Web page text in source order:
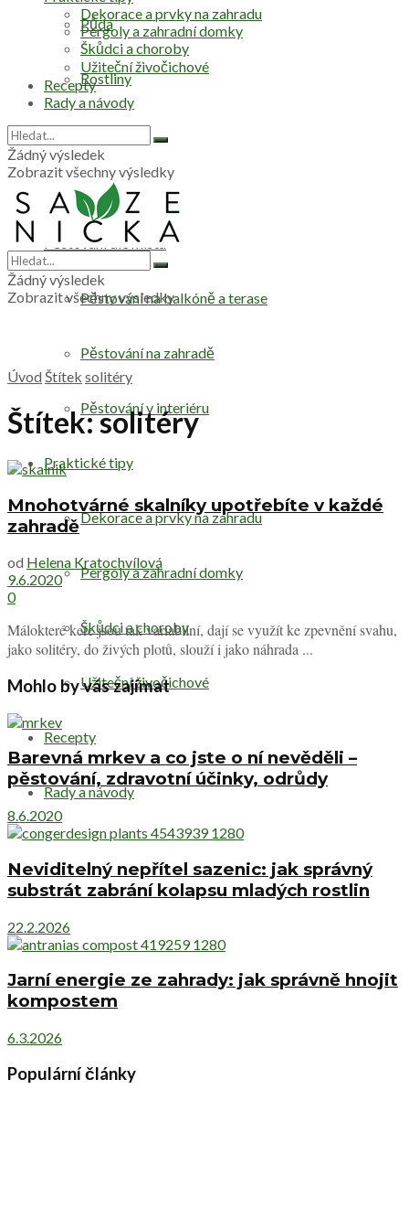
Půda
Rostliny
Zelenina
Pěstování dle místa
Pěstování na balkóně a terase
Pěstování na zahradě
Pěstování v interiéru
Praktické tipy
Dekorace a prvky na zahradu
Pergoly a zahradní domky
Škůdci a choroby
Užiteční živočichové
Recepty
Rady a návody
Dekorace a prvky na zahradu
Pergoly a zahradní domky
Škůdci a choroby
Užiteční živočichové
Recepty
Rady a návody
Žádný výsledek
Zobrazit všechny výsledky
Žádný výsledek
Zobrazit všechny výsledky
Úvod Štítek solitéry
Štítek:solitéry
Mnohotvárné skalníky upotřebíte v každé
zahradě
od Helena Kratochvílová
9.6.2020
0
Málokteré keře jsou tak variabilní, dají se využít ke zpevnění svahu,
jako solitéry, do živých plotů, slouží i jako náhrada ...
Mohlo by vás zajímat
Barevná mrkev a co jste o ní nevěděli –
pěstování, zdravotní účinky, odrůdy
8.6.2020
Neviditelný nepřítel sazenic: jak správný
substrát zabrání kolapsu mladých rostlin
22.2.2026
Jarní energie ze zahrady: jak správně hnojit
kompostem
6.3.2026
Populární články